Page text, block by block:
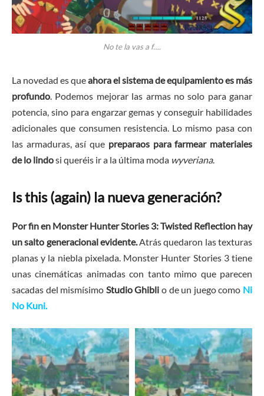
No te la vas a f….
La novedad es queahora el sistema de equipamiento es más
profundo. Podemos mejorar las armas no solo para ganar
potencia, sino para engarzar gemas y conseguir habilidades
adicionales que consumen resistencia. Lo mismo pasa con
las armaduras, así que preparaos para farmear materiales
de lo lindosi queréis ir a la última moda wyveriana.
Is this (again) la nueva generación?
Por fin en Monster Hunter Stories 3: Twisted Reflection hay
un salto generacional evidente.Atrás quedaron las texturas
planas y la niebla pixelada. Monster Hunter Stories 3 tiene
unas cinemáticas animadas con tanto mimo que parecen
sacadas del mismísimo Studio Ghibli o de un juego como Ni
No Kuni.